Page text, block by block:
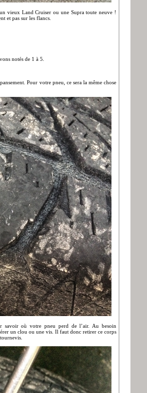
vieux Land Cruiser ou une Supra toute neuve !
et pas sur les flancs.
notés de 1 à 5.
Pour votre pneu, ce sera la même chose
savoir où votre pneu perd de l’air. Au besoin
un clou ou une vis. Il faut donc retirer ce corps